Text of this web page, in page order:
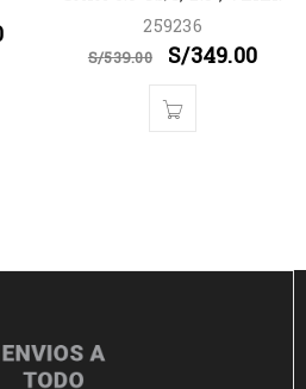
259236
S/539.00 S/349.00